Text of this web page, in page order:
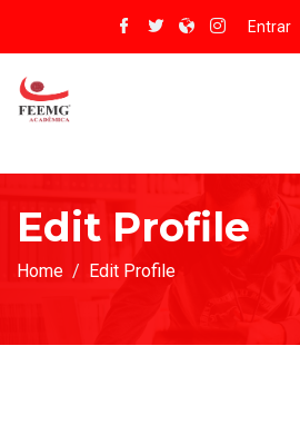
Entrar
Edit Profile
Home Edit Profile